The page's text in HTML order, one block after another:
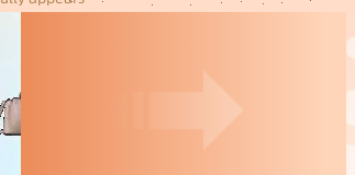
10000
近30天代发数量